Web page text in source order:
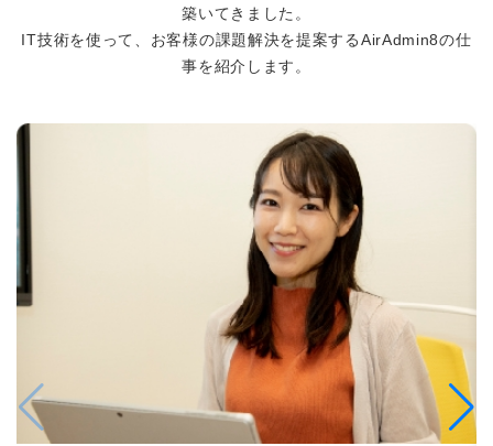
築いてきました。
IT技術を使って、お客様の課題解決を提案するAirAdmin8の仕
事を紹介します。